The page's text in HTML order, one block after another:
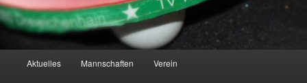
Aktuelles Mannschaften Verein